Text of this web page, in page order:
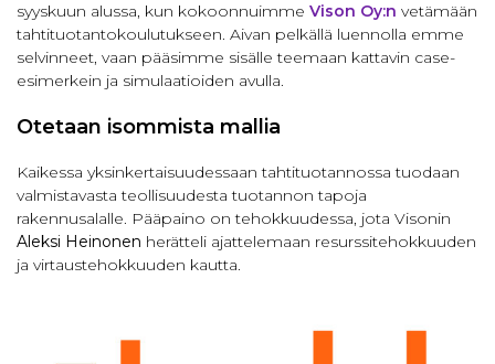
syyskuun alussa, kun kokoonnuimme Vison Oy:n vetämään
tahtituotantokoulutukseen. Aivan pelkällä luennolla emme
selvinneet, vaan pääsimme sisälle teemaan kattavin case-
esimerkein ja simulaatioiden avulla.
Otetaan isommista mallia
Kaikessa yksinkertaisuudessaan tahtituotannossa tuodaan
valmistavasta teollisuudesta tuotannon tapoja
rakennusalalle. Pääpaino on tehokkuudessa, jota Visonin
Aleksi Heinonen herätteli ajattelemaan resurssitehokkuuden
ja virtaustehokkuuden kautta.